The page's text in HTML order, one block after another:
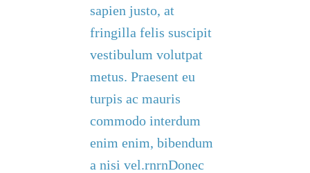
sapien justo, at
fringilla felis suscipit
vestibulum volutpat
metus. Praesent eu
turpis ac mauris
commodo interdum
enim enim, bibendum
a nisi vel.rnrnDonec